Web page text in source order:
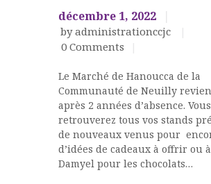
décembre 1, 2022
by administrationccjc
0 Comments
Le Marché de Hanoucca de la
Communauté de Neuilly
après 2 années d’absence. Vous
retrouverez tous vos stands
de nouveaux venus pour
d’idées de cadeaux à offrir ou
Damyel pour les chocolats…